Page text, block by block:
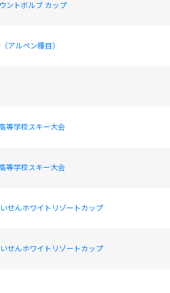
ントボルブ カップ
アルペン種目）
等学校スキー大会
等学校スキー大会
んホワイトリゾートカップ
んホワイトリゾートカップ